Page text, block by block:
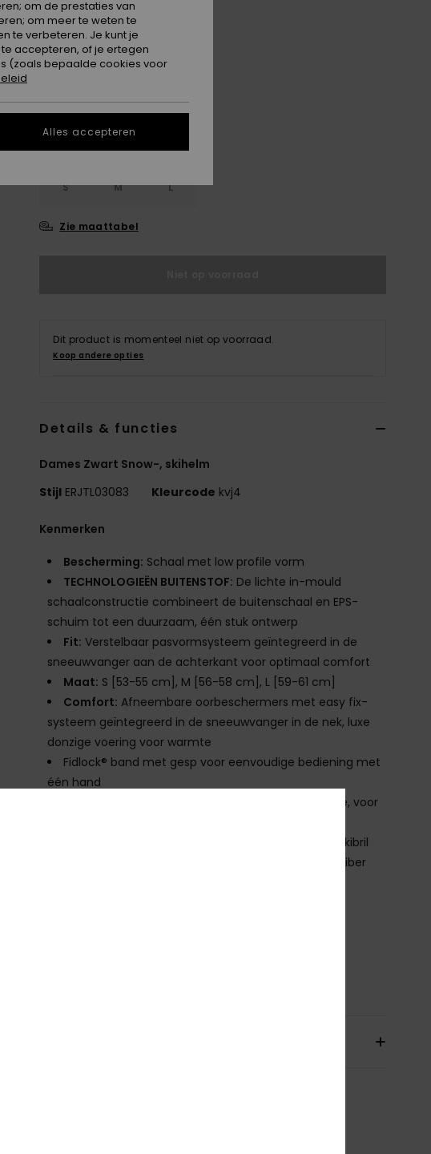
SALE ON SALE 25% EXTRA
KleurTrue Black Big Dots
S M L
Zie maattabel
Dit product is momenteel niet op voorraad.
Koop andere opties
Details & functies
Dames Zwart Snow-, skihelm
Stijl ERJTL03083 Kleurcode kvj4
Kenmerken
Bescherming: Schaal met low profile vorm
TECHNOLOGIEËN BUITENSTOF: De lichte in-mould
schaalconstructie combineert de buitenschaal en EPS-
schuim tot een duurzaam, één stuk ontwerp
Fit: Verstelbaar pasvormsysteem geïntegreerd in de
sneeuwvanger aan de achterkant voor optimaal comfort
Maat: S [53-55 cm], M [56-58 cm], L [59-61 cm]
Comfort: Afneembare oorbeschermers met easy fix-
systeem geïntegreerd in de sneeuwvanger in de nek, luxe
donzige voering voor warmte
Fidlock® band met gesp voor eenvoudige bediening met
één hand
Passieve ventilatie biedt luchtcirculatie, voor
Ideaal met de FEELIN-skibril
Beschermende tas van microfiber
om de prestaties van
om meer te weten te
te verbeteren. Je kunt je
accepteren, of je ertegen
(zoals bepaalde cookies voor
Alles accepteren